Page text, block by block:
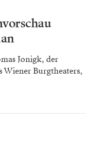
Jonigk, der
Burgtheaters,